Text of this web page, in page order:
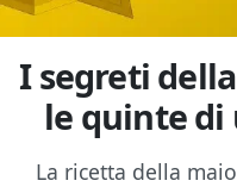
I segreti
le quinte di
La ricetta della